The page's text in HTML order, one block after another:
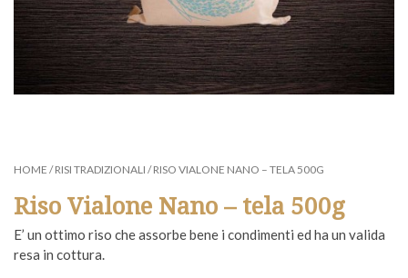
HOME /RISI TRADIZIONALI / RISO VIALONE NANO – TELA 500G
Riso Vialone Nano – tela 500g
E’ un ottimo riso che assorbe bene i condimenti ed ha un valida
resa in cottura.